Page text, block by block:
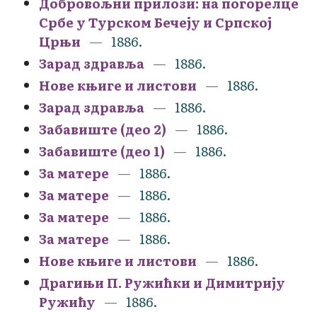
Србе у Турском Бечеју и Српској
Црњи
1886.
Зарад здравља
1886.
Нове књиге и листови
1886.
Зарад здравља
1886.
Забавиште (део 2)
1886.
Забавиште (део 1)
1886.
За матере
1886.
За матере
1886.
За матере
1886.
За матере
1886.
Нове књиге и листови
1886.
Драгињи П. Ружићки и Димитрију
Ружићу
1886.